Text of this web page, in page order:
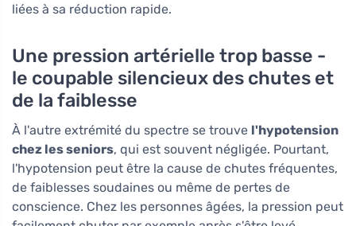
liées à sa réduction rapide.
Une pression artérielle trop basse -
le coupable silencieux des chutes et
de la faiblesse
À l'autre extrémité du spectre se trouve l'hypotension
chez les seniors, qui est souvent négligée. Pourtant,
l'hypotension peut être la cause de chutes fréquentes,
de faiblesses soudaines ou même de pertes de
conscience. Chez les personnes âgées, la pression peut